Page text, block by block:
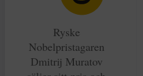
Ryske
Nobelpristagaren
Dmitrij Muratov